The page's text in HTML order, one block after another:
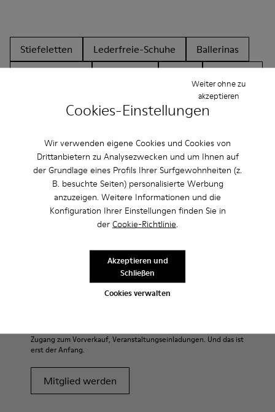
Cookies-Einstellungen
Wir verwenden eigene Cookies und Cookies von
Drittanbietern zu Analysezwecken und um Ihnen auf
der Grundlage eines Profils Ihrer Surfgewohnheiten (z.
B. besuchte Seiten) personalisierte Werbung
anzuzeigen. Weitere Informationen und die
Konfiguration Ihrer Einstellungen finden Sie in
der Cookie-Richtlinie.
Cookies verwalten
Weiter ohne zu
akzeptieren
Akzeptieren und
Schließen
Stiefeletten Lederfreie-Schuhe
Ballerinas
Slipper
HERREN ACCESSOIRES TASCHEN ACCESSOIRES FÜR HERREN
Sale: Jetzt zusätzlich 10% Nachlass
Zugang zum Vorverkauf, Veranstaltungseinladungen. Und das ist
erst der Anfang.
Mitglied werden